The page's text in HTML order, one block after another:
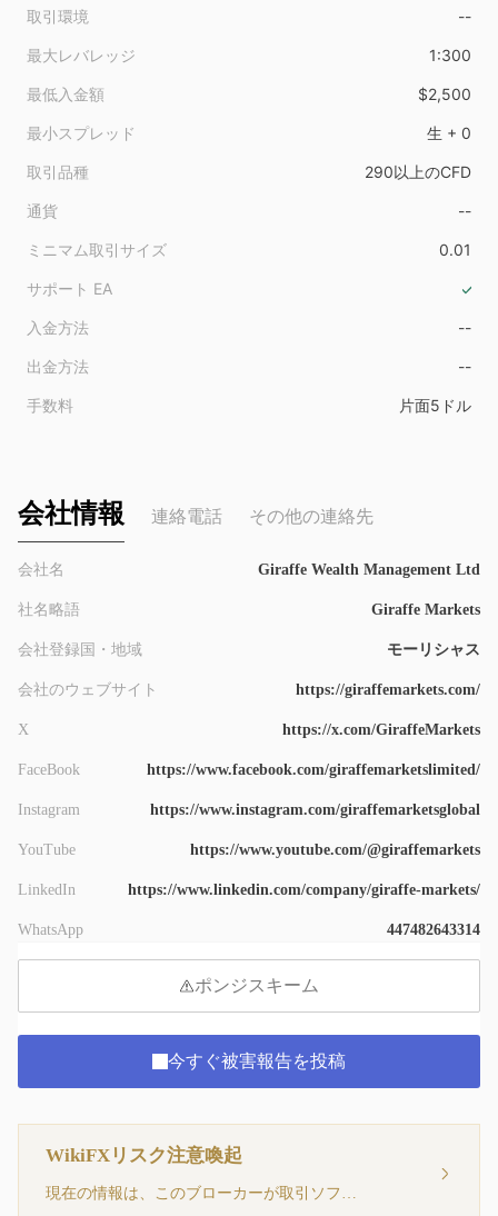
取引環境 --
最大レバレッジ 1:300
最低入金額 $2,500
最小スプレッド 生 + 0
取引品種 290以上のCFD
通貨 --
ミニマム取引サイズ 0.01
サポート EA
入金方法 --
出金方法 --
手数料 片面5ドル
会社情報 連絡電話 その他の連絡先
会社名 Giraffe Wealth Management Ltd
社名略語 Giraffe Markets
会社登録国・地域 モーリシャス
会社のウェブサイト https://giraffemarkets.com/
X https://x.com/GiraffeMarkets
FaceBook https://www.facebook.com/giraffemarketslimited/
Instagram https://www.instagram.com/giraffemarketsglobal
YouTube https://www.youtube.com/@giraffemarkets
LinkedIn https://www.linkedin.com/company/giraffe-markets/
WhatsApp 447482643314
ポンジスキーム
今すぐ被害報告を投稿
WikiFXリスク注意喚起
現在の情報は、このブローカーが取引ソフトウェアを持っていないことを示しています。注意してください！